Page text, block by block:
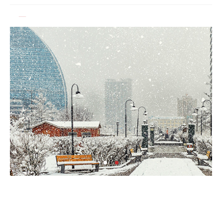
тонн АИ-92 автобензин тогтмол нийлүүлэх
хүсэлт тавилаа
Бамбай хоншоорт могойд хатгуулахаас
сэрэмжлээрэй
Ц.Идэрбат: Мал эмнэлгийн салбарын өрсөлдөх
чадварыг нэмэгдүүлэхийн тулд 10 чиглэлээр
20 арга хэмжээ хэрэгжүүлнэ